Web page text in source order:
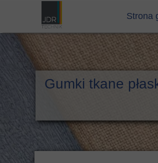
Strona
Gumki tkane